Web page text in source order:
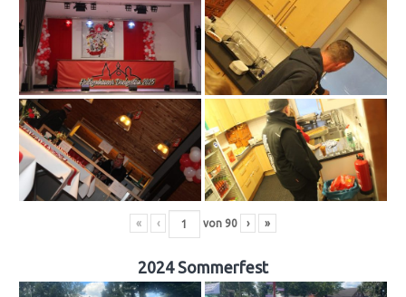
« ‹ von 90 › »
2024 Sommerfest